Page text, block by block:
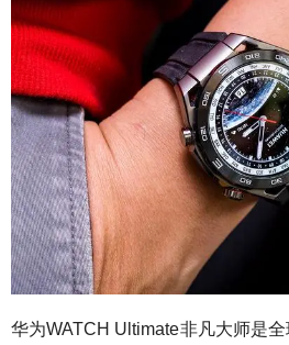
华为WATCH Ultimate非凡大师是